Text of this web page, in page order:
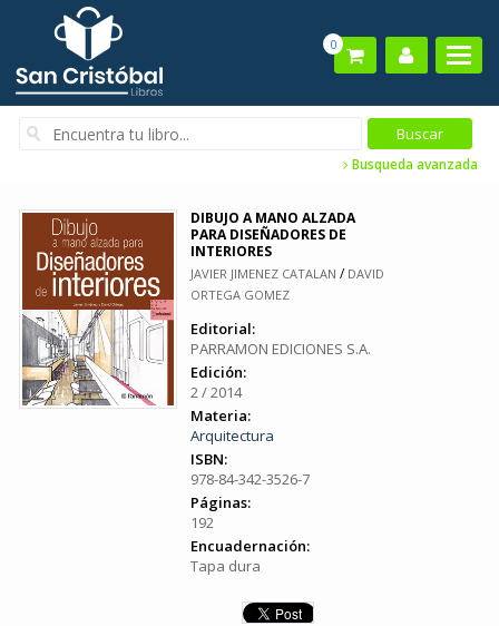
0
Busqueda avanzada
DIBUJO A MANO ALZADA
PARA DISEÑADORES DE
INTERIORES
JAVIER JIMENEZ CATALAN / DAVID
ORTEGA GOMEZ
Editorial:
PARRAMON EDICIONES S.A.
Edición:
2 / 2014
Materia:
Arquitectura
ISBN:
978-84-342-3526-7
Páginas:
192
Encuadernación:
Tapa dura